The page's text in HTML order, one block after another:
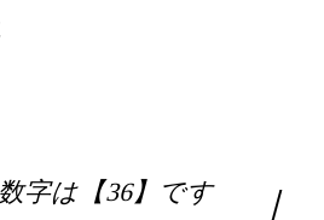
字は【36】です